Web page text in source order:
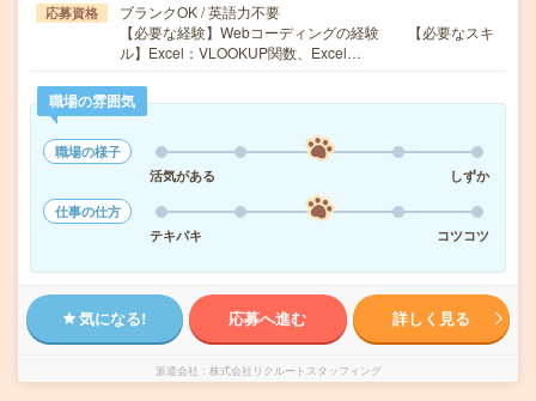
応募資格
ブランクOK / 英語力不要
【必要な経験】Webコーディングの経験 【必要なスキ
ル】Excel：VLOOKUP関数、Excel…
職場の雰囲気
職場の様子
活気がある
しずか
仕事の仕方
テキパキ
コツコツ
気になる! 応募へ進む 詳しく見る
派遣会社 株式会社リクルートスタッフィング